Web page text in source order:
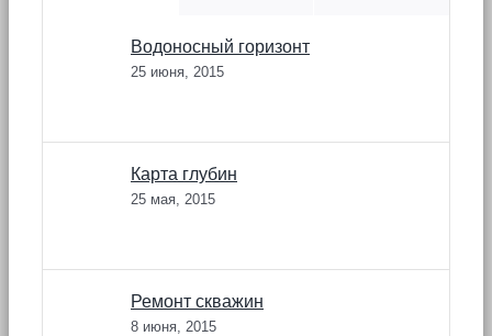
Водоносный горизонт
25 июня, 2015
Карта глубин
25 мая, 2015
Ремонт скважин
8 июня, 2015